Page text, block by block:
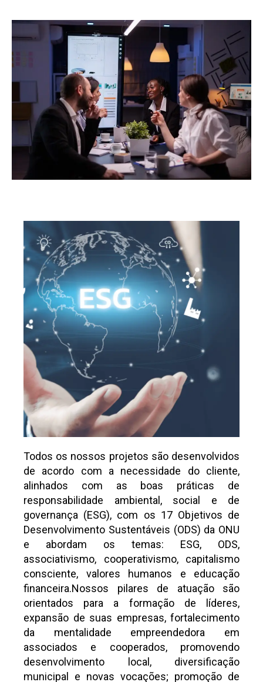
Todos os nossos projetos são desenvolvidos
de acordo com a necessidade do cliente,
alinhados com as boas práticas de
responsabilidade ambiental, social e de
governança (ESG), com os 17 Objetivos de
Desenvolvimento Sustentáveis (ODS) da ONU
e abordam os temas: ESG, ODS,
associativismo, cooperativismo, capitalismo
consciente, valores humanos e educação
financeira.Nossos pilares de atuação são
orientados para a formação de líderes,
expansão de suas empresas, fortalecimento
da mentalidade empreendedora em
associados e cooperados, promovendo
desenvolvimento local, diversificação
municipal e novas vocações; promoção de